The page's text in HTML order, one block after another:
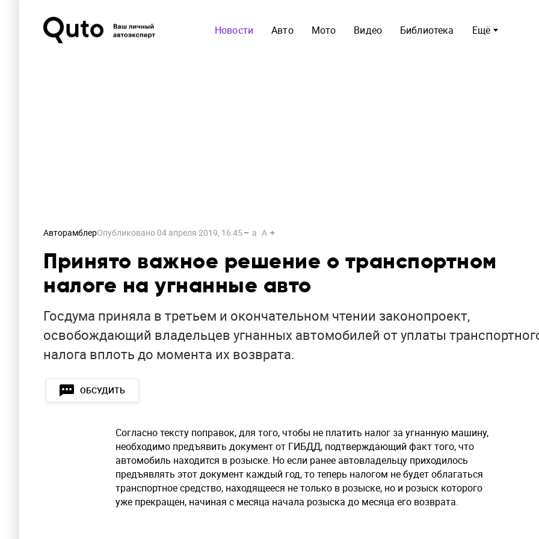
Ещё
Новости Авто Мото Видео Библиотека
АвторамблерОпубликовано 04 апреля 2019, 16:45 a A
Принято важное решение о транспортном
налоге на угнанные авто
Госдума приняла в третьем и окончательном чтении законопроект,
освобождающий владельцев угнанных автомобилей от уплаты
налога вплоть до момента их возврата.
ОБСУДИТЬ
Согласно тексту поправок, для того, чтобы не платить налог за угнанную машину,
необходимо предъявить документ от ГИБДД, подтверждающий факт того, что
автомобиль находится в розыске. Но если ранее автовладельцу приходилось
предъявлять этот документ каждый год, то теперь налогом не будет облагаться
транспортное средство, находящееся не только в розыске, но и розыск которого
уже прекращен, начиная с месяца начала розыска до месяца его возврата.